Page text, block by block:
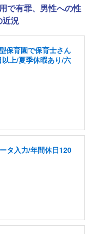
で有罪、男性への性
近況
保育園で保育士さん
上/夏季休暇あり/六
タ入力/年間休日120